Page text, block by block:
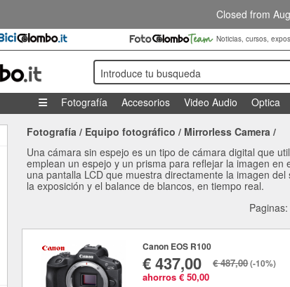
Closed from
Noticias, cursos,
Introduce tu busqueda
Fotografía
Accesorios Video Audio Optica
Fotografía / Equipo fotográfico / Mirrorless Camera /
Una cámara sin espejo es un tipo de cámara digital que
emplean un espejo y un prisma para reflejar la imagen
una pantalla LCD que muestra directamente la imagen
la exposición y el balance de blancos, en tiempo real.
Paginas:
Canon EOS R100
€ 437,00
ahorros € 50,00
€ 487,00(-10%)